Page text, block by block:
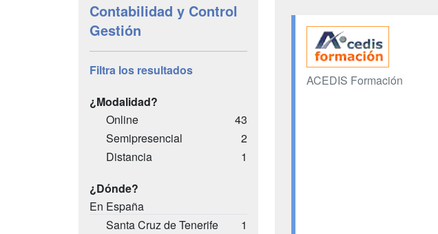
Contabilidad y Control
Gestión
Filtra los resultados
¿Modalidad?
Online
43
Semipresencial
2
Distancia
1
¿Dónde?
En España
Santa Cruz de Tenerife
1
ACEDIS Formación